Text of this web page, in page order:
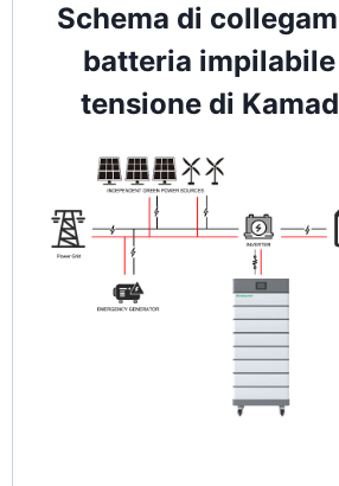
Schema di
batteria impilabile
tensione di